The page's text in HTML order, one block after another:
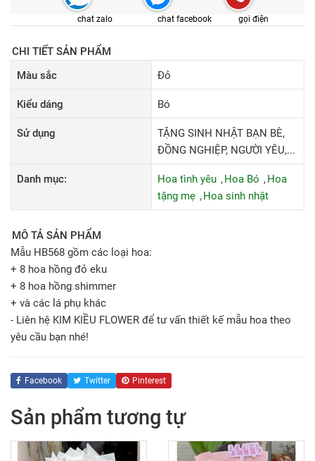
chat zalo chat facebook gọi điện
CHI TIẾT SẢN PHẨM
Màu sắc
Đỏ
Kiểu dáng Bó
Sử dụng
TẶNG SINH NHẬT BẠN BÈ,
ĐỒNG NGHIỆP, NGƯỜI YÊU,...
Danh mục: Hoa tình yêu Hoa Bó
Hoa
tặng mẹ
Hoa sinh nhật
MÔ TẢ SẢN PHẨM
Mẫu HB568 gồm các loại hoa:
+ 8 hoa hồng đỏ eku
+ 8 hoa hồng shimmer
+ và các lá phụ khác
- Liên hệ KIM KIỀU FLOWER để tư vấn thiết kế mẫu hoa theo
yêu cầu bạn nhé!
Facebook Twitter Pinterest
Sản phẩm tương tự